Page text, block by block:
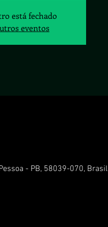
está fechado
eventos
- PB, 58039-070, Brasil